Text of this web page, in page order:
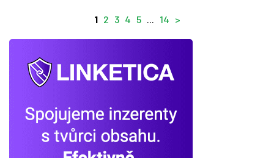
1 2 3 4 5 ... 14 >